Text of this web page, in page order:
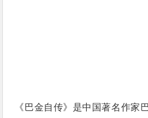
《巴金自传》是中国著名作家